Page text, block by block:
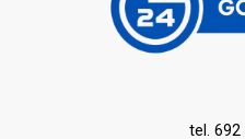
tel. 692